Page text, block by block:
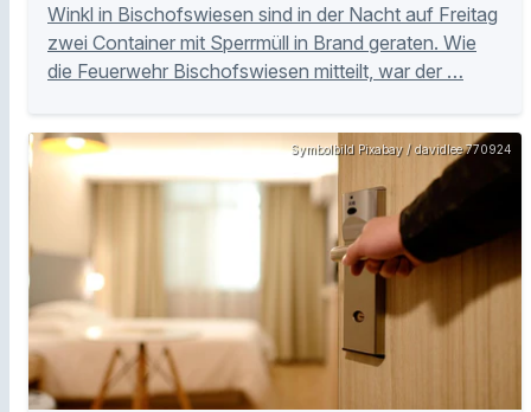
Winkl in Bischofswiesen sind in der Nacht auf Freitag
zwei Container mit Sperrmüll in Brand geraten. Wie
die Feuerwehr Bischofswiesen mitteilt, war der …
Symbolbild Pixabay / davidlee 770924